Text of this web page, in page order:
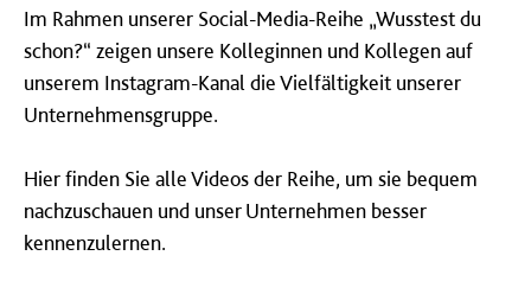
Im Rahmen unserer Social-Media-Reihe „Wusstest du
schon?“ zeigen unsere Kolleginnen und Kollegen auf
unserem Instagram-Kanal die Vielfältigkeit unserer
Unternehmensgruppe.
Hier finden Sie alle Videos der Reihe, um sie bequem
nachzuschauen und unser Unternehmen besser
kennenzulernen.